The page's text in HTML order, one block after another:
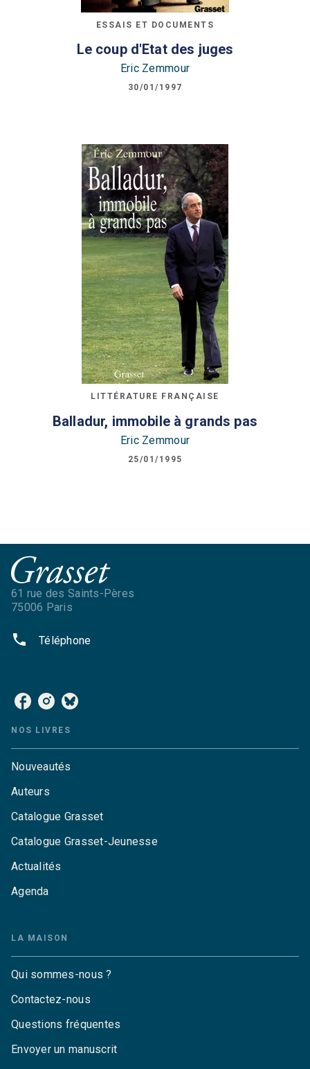
ESSAIS ET DOCUMENTS
Le coup d'Etat des juges
Eric Zemmour
30/01/1997
LITTÉRATURE FRANÇAISE
Balladur, immobile à grands pas
Eric Zemmour
25/01/1995
61 rue des Saints-Pères
75006 Paris
phone Téléphone
NOS LIVRES
Nouveautés
Auteurs
Catalogue Grasset
Catalogue Grasset-Jeunesse
Actualités
Agenda
LA MAISON
Qui sommes-nous ?
Contactez-nous
Questions fréquentes
Envoyer un manuscrit